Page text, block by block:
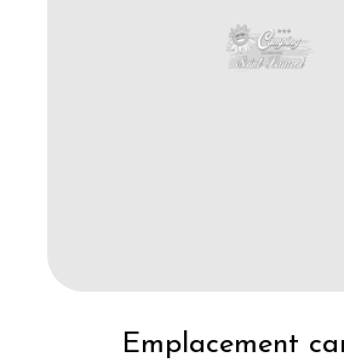
Emplacement